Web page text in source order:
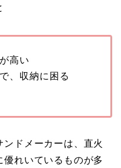
高い
、収納に困る
ドメーカーは、直火
れいているものが多